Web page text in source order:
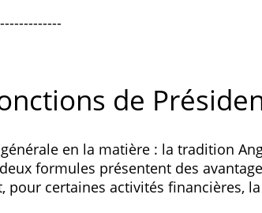
de
en la matière : la tradition
formules présentent des
pour certaines activités financières,